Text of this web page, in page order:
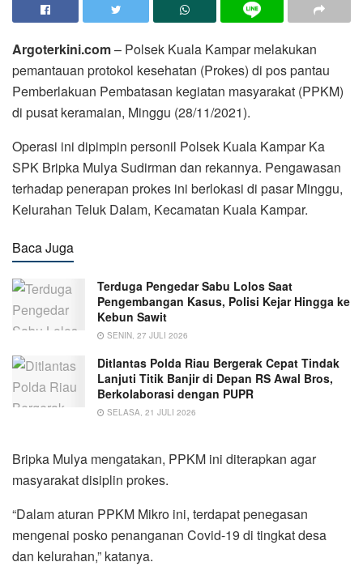
Argoterkini.com– Polsek Kuala Kampar melakukan
pemantauan protokol kesehatan (Prokes) di pos pantau
Pemberlakuan Pembatasan kegiatan masyarakat (PPKM)
di pusat keramaian, Minggu (28/11/2021).
Operasi ini dipimpin personil Polsek Kuala Kampar Ka
SPK Bripka Mulya Sudirman dan rekannya. Pengawasan
terhadap penerapan prokes ini berlokasi di pasar Minggu,
Kelurahan Teluk Dalam, Kecamatan Kuala Kampar.
Baca Juga
Terduga Pengedar Sabu Lolos Saat
Pengembangan Kasus, Polisi Kejar Hingga ke
Kebun Sawit
SENIN, 27 JULI 2026
Ditlantas Polda Riau Bergerak Cepat Tindak
Lanjuti Titik Banjir di Depan RS Awal Bros,
Berkolaborasi dengan PUPR
SELASA, 21 JULI 2026
Bripka Mulya mengatakan, PPKM ini diterapkan agar
masyarakat disiplin prokes.
“Dalam aturan PPKM Mikro ini, terdapat penegasan
mengenai posko penanganan Covid-19 di tingkat desa
dan kelurahan,” katanya.